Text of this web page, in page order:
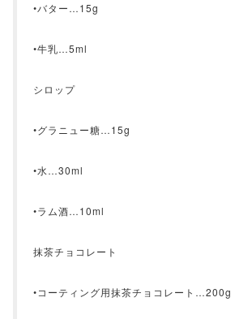
•バター…15g
•牛乳…5ml
シロップ
•グラニュー糖…15g
•水…30ml
•ラム酒…10ml
抹茶チョコレート
•コーティング用抹茶チョコレート…200g